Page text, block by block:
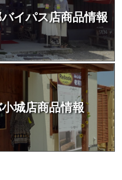
イパス店商品情報
城店商品情報